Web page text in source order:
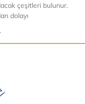
çeşitleri bulunur.
dolayı